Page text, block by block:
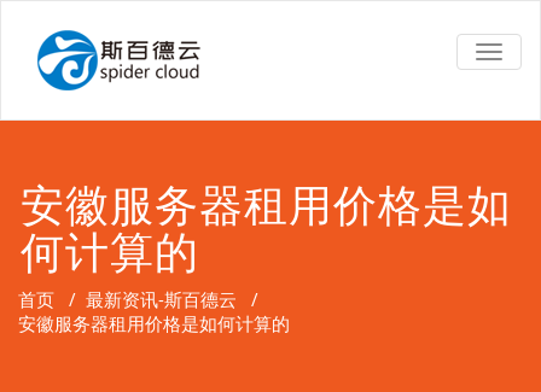
安徽服务器租用价格是如
何计算的
首页 / 最新资讯-斯百德云 /
安徽服务器租用价格是如何计算的